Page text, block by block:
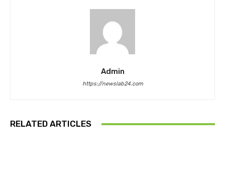
Admin
https://newslab24.com
RELATED ARTICLES